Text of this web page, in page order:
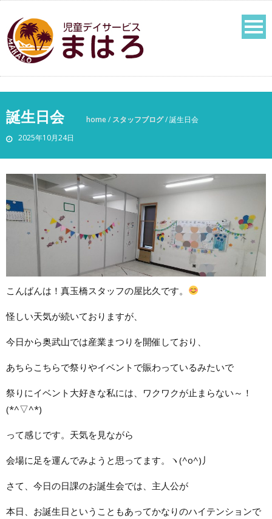
誕生日会
2025年10月24日
home/ スタッフブログ/誕生日会
こんばんは！真玉橋スタッフの屋比久です。
怪しい天気が続いておりますが、
今日から奥武山では産業まつりを開催しており、
あちらこちらで祭りやイベントで賑わっているみたいで
祭りにイベント大好きな私には、ワクワクが止まらない～！
(*^▽^*)
って感じです。天気を見ながら
会場に足を運んでみようと思ってます。ヽ(^o^)丿
さて、今日の日課のお誕生会では、主人公が
本日、お誕生日ということもあってかなりのハイテンションで